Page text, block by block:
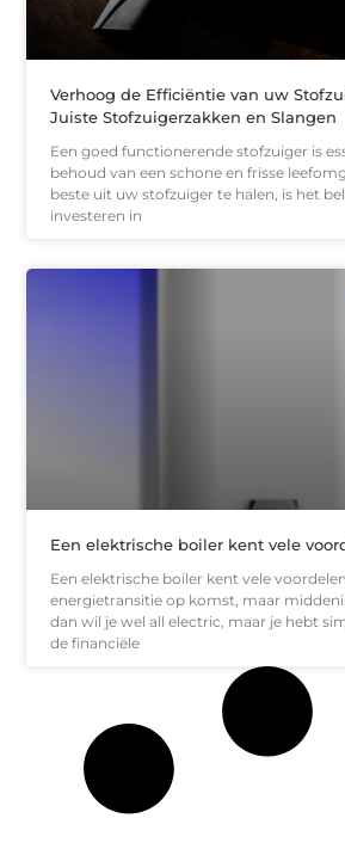
Verhoog de Efficiëntie van uw
Juiste Stofzuigerzakken en Slangen
Een goed functionerende stofzuiger is
behoud van een schone en frisse
beste uit uw stofzuiger te halen, is het
investeren in
Een elektrische boiler kent vele
Een elektrische boiler kent vele
energietransitie op komst, maar
dan wil je wel all electric, maar je hebt
de financiële